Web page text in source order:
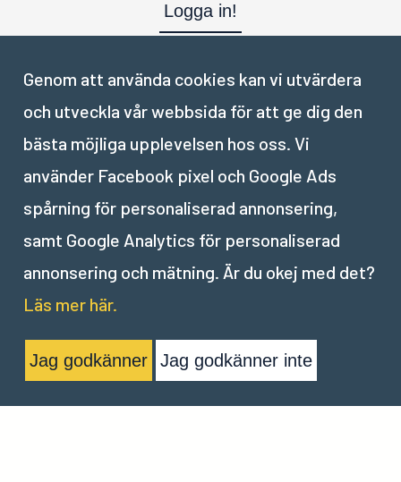
Logga in!
Nästa del:
XIX.Övning – skapa och producera innehåll
Genom att använda cookies kan vi utvärdera
och utveckla vår webbsida för att ge dig den
bästa möjliga upplevelsen hos oss. Vi
använder Facebook pixel och Google Ads
spårning för personaliserad annonsering,
samt Google Analytics för personaliserad
annonsering och mätning. Är du okej med det?
Läs mer här.
Jag godkänner Jag godkänner inte